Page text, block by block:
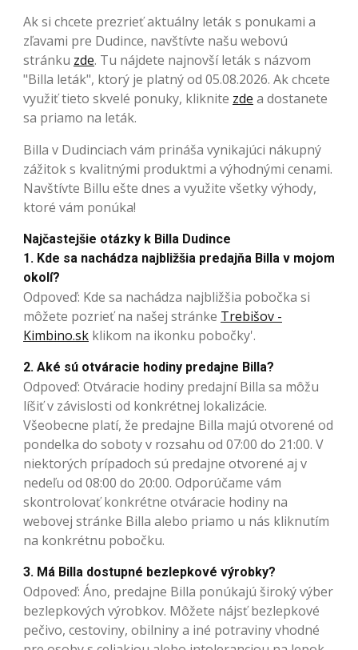
Ak si chcete prezrieť aktuálny leták s ponukami a
zľavami pre Dudince, navštívte našu webovú
stránku zde. Tu nájdete najnovší leták s názvom
"Billa leták", ktorý je platný od 05.08.2026. Ak chcete
využiť tieto skvelé ponuky, kliknite zde a dostanete
sa priamo na leták.
Billa v Dudinciach vám prináša vynikajúci nákupný
zážitok s kvalitnými produktmi a výhodnými cenami.
Navštívte Billu ešte dnes a využite všetky výhody,
ktoré vám ponúka!
Najčastejšie otázky k Billa Dudince
1. Kde sa nachádza najbližšia predajňa Billa v mojom
okolí?
Odpoveď: Kde sa nachádza najbližšia pobočka si
môžete pozrieť na našej stránke Trebišov -
Kimbino.sk klikom na ikonku pobočky'.
2. Aké sú otváracie hodiny predajne Billa?
Odpoveď: Otváracie hodiny predajní Billa sa môžu
líšiť v závislosti od konkrétnej lokalizácie.
Všeobecne platí, že predajne Billa majú otvorené od
pondelka do soboty v rozsahu od 07:00 do 21:00. V
niektorých prípadoch sú predajne otvorené aj v
nedeľu od 08:00 do 20:00. Odporúčame vám
skontrolovať konkrétne otváracie hodiny na
webovej stránke Billa alebo priamo u nás kliknutím
na konkrétnu pobočku.
3. Má Billa dostupné bezlepkové výrobky?
Odpoveď: Áno, predajne Billa ponúkajú široký výber
bezlepkových výrobkov. Môžete nájsť bezlepkové
pečivo, cestoviny, obilniny a iné potraviny vhodné